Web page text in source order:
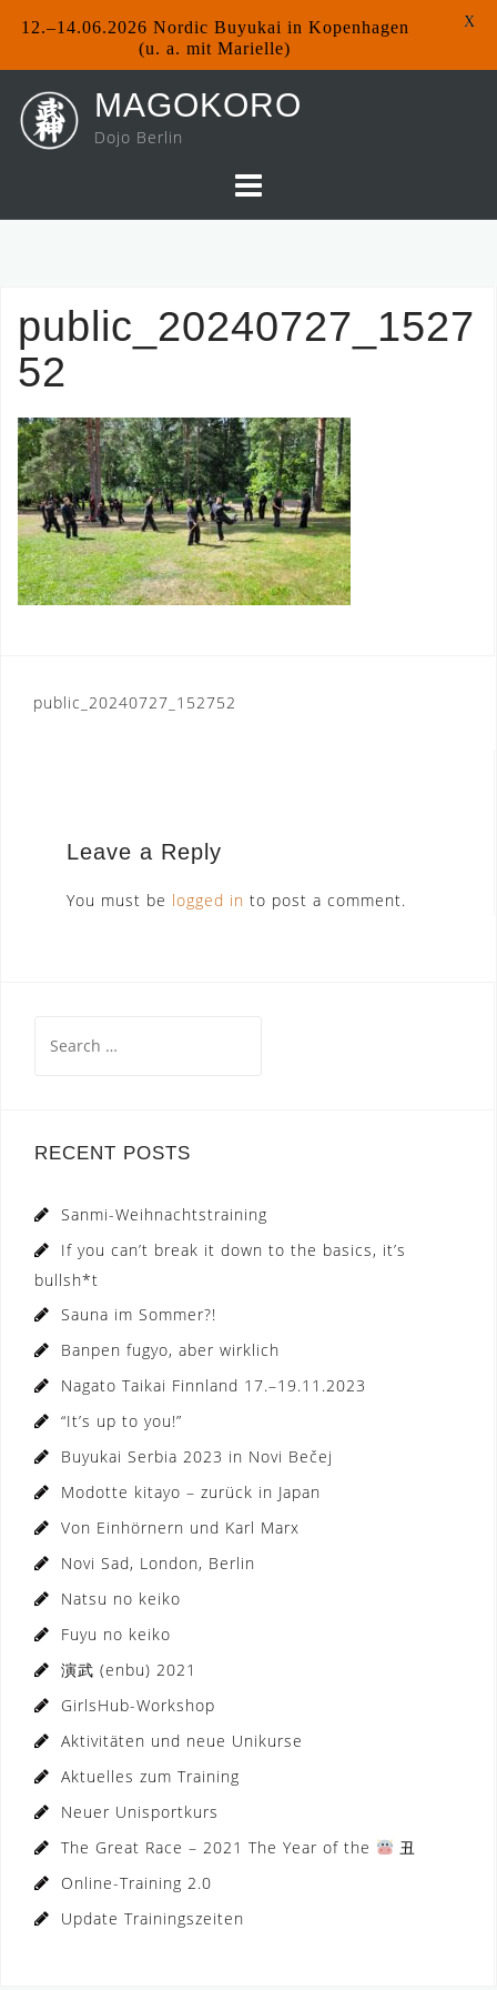
content
MAGOKORO
Dojo Berlin
public_20240727_1527
52
Post
public_20240727_152752
Leave a Reply
You must be logged in to post a comment.
for:
RECENT POSTS
Sanmi-Weihnachtstraining
If you can’t break it down to the basics, it’s
bullsh*t
Sauna im Sommer?!
Banpen fugyo, aber wirklich
Nagato Taikai Finnland 17.–19.11.2023
“It’s up to you!”
Buyukai Serbia 2023 in Novi Bečej
Modotte kitayo – zurück in Japan
Von Einhörnern und Karl Marx
Novi Sad, London, Berlin
Natsu no keiko
Fuyu no keiko
演武 (enbu) 2021
GirlsHub-Workshop
Aktivitäten und neue Unikurse
Aktuelles zum Training
Neuer Unisportkurs
The Great Race – 2021 The Year of the
丑
Online-Training 2.0
Update Trainingszeiten
12.–14.06.2026 Nordic Buyukai in Kopenhagen
(u. a. mit Marielle)
X